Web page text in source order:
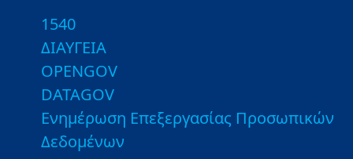
1540
ΔΙΑΥΓΕΙΑ
OPENGOV
DATAGOV
Ενημέρωση Επεξεργασίας Προσωπικών
Δεδομένων